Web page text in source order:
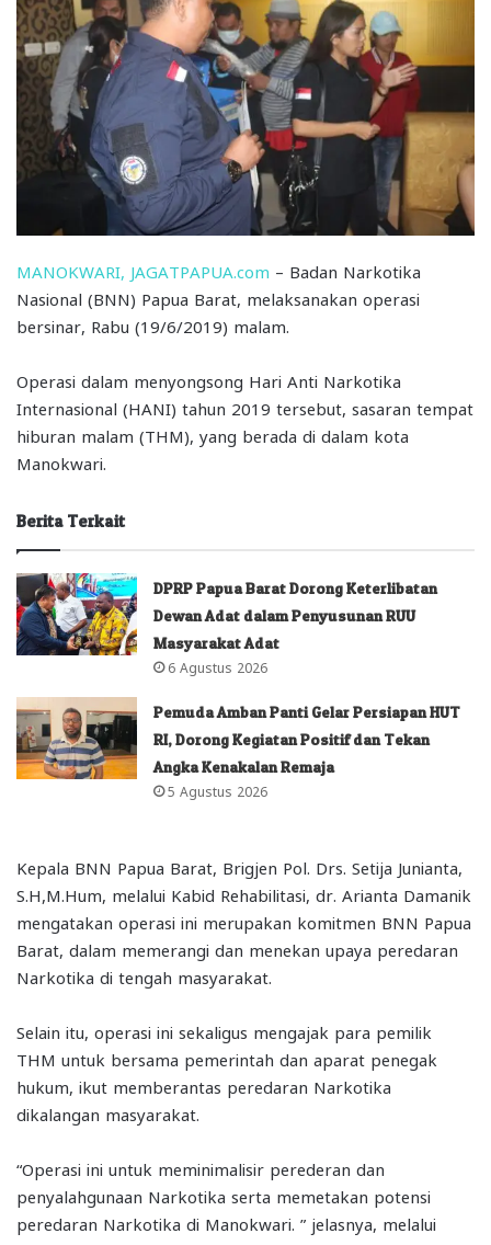
MANOKWARI, JAGATPAPUA.com – Badan Narkotika
Nasional (BNN) Papua Barat, melaksanakan operasi
bersinar, Rabu (19/6/2019) malam.
Operasi dalam menyongsong Hari Anti Narkotika
Internasional (HANI) tahun 2019 tersebut, sasaran tempat
hiburan malam (THM), yang berada di dalam kota
Manokwari.
Berita Terkait
DPRP Papua Barat Dorong Keterlibatan
Dewan Adat dalam Penyusunan RUU
Masyarakat Adat
6 Agustus 2026
Pemuda Amban Panti Gelar Persiapan HUT
RI, Dorong Kegiatan Positif dan Tekan
Angka Kenakalan Remaja
5 Agustus 2026
Kepala BNN Papua Barat, Brigjen Pol. Drs. Setija Junianta,
S.H,M.Hum, melalui Kabid Rehabilitasi, dr. Arianta Damanik
mengatakan operasi ini merupakan komitmen BNN Papua
Barat, dalam memerangi dan menekan upaya peredaran
Narkotika di tengah masyarakat.
Selain itu, operasi ini sekaligus mengajak para pemilik
THM untuk bersama pemerintah dan aparat penegak
hukum, ikut memberantas peredaran Narkotika
dikalangan masyarakat.
“Operasi ini untuk meminimalisir perederan dan
penyalahgunaan Narkotika serta memetakan potensi
peredaran Narkotika di Manokwari. ” jelasnya, melalui